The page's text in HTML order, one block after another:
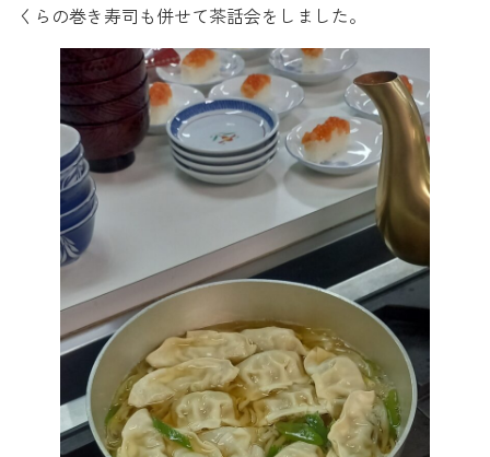
くらの巻き寿司も併せて茶話会をしました。